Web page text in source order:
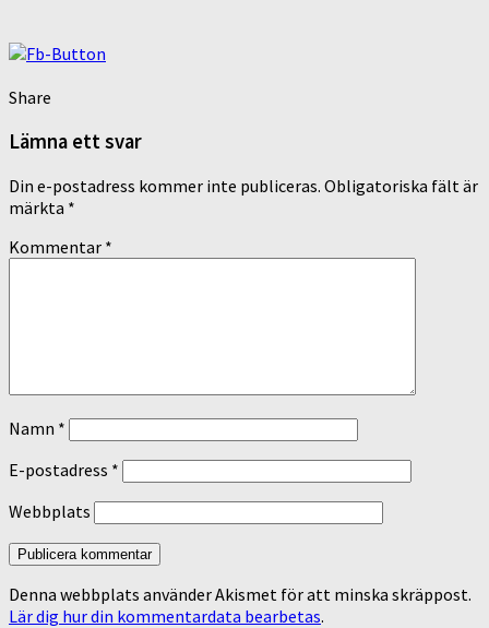
Share
Lämna ett svar
Din e-postadress kommer inte publiceras. Obligatoriska fält är
märkta *
Kommentar *
Namn *
E-postadress *
Webbplats
Denna webbplats använder Akismet för att minska skräppost.
Lär dig hur din kommentardata bearbetas.